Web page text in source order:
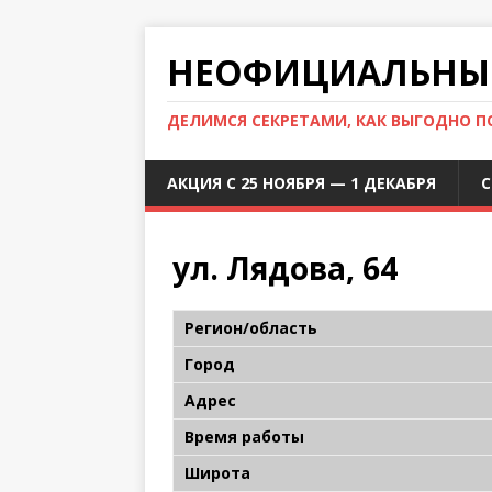
ДЕЛИМСЯ СЕКРЕТАМИ, КАК ВЫГОДНО
АКЦИЯ С 25 НОЯБРЯ — 1 ДЕКАБРЯ
ул. Лядова, 64
Регион/область
Город
Адрес
Время работы
Широта